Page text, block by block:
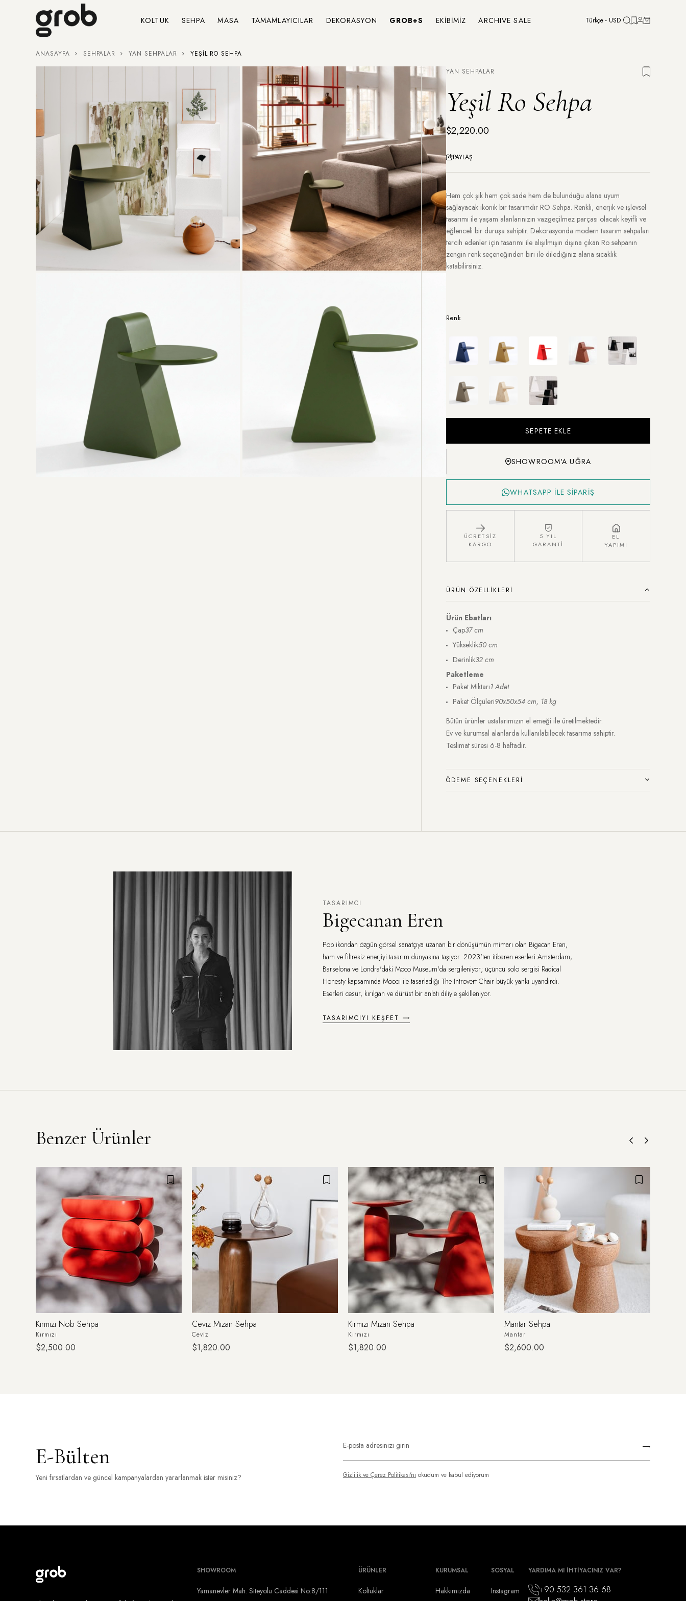
KOLTUK SEHPA MASA TAMAMLAYICILAR DEKORASYON GROB+S EKİBİMİZ ARCHIVE SALE Türkçe - USD
ANASAYFA SEHPALAR YAN SEHPALAR
YEŞIL RO SEHPA
YAN SEHPALAR
Yeşil Ro Sehpa
$2,220.00
PAYLAŞ
Hem çok şık hem çok sade hem de bulunduğu alana uyum
sağlayacak ikonik bir tasarımdır RO Sehpa. Renkli, enerjik ve işlevsel
tasarımı ile yaşam alanlarınızın vazgeçilmez parçası olacak keyifli ve
eğlenceli bir duruşa sahiptir. Dekorasyonda modern tasarım sehpaları
tercih edenler için tasarımı ile alışılmışın dışına çıkan Ro sehpanın
zengin renk seçeneğinden biri ile dilediğiniz alana sıcaklık
katabilirsiniz.
Renk
SHOWROOM'A UĞRA
WHATSAPP İLE SİPARİŞ
ÜCRETSİZ
KARGO
5 YIL
GARANTİ
EL
YAPIMI
ÜRÜN ÖZELLIKLERI
Ürün Ebatları
Çap37 cm
Yükseklik50 cm
Derinlik32 cm
Paketleme
Paket Miktarı1 Adet
Paket Ölçüleri90x50x54 cm, 18 kg
Bütün ürünler ustalarımızın el emeği ile üretilmektedir.
Ev ve kurumsal alanlarda kullanılabilecek tasarıma sahiptir.
Teslimat süresi 6-8 haftadır.
ÖDEME SEÇENEKLERI
TASARIMCI
Bigecanan Eren
Pop ikondan özgün görsel sanatçıya uzanan bir dönüşümün mimarı olan Bigecan Eren,
ham ve filtresiz enerjiyi tasarım dünyasına taşıyor. 2023'ten itibaren eserleri Amsterdam,
Barselona ve Londra'daki Moco Museum'da sergileniyor; üçüncü solo sergisi Radical
Honesty kapsamında Moooi ile tasarladığı The Introvert Chair büyük yankı uyandırdı.
Eserleri cesur, kırılgan ve dürüst bir anlatı diliyle şekilleniyor.
TASARIMCIYI KEŞFET
Benzer Ürünler
Kırmızı Nob Sehpa
Kırmızı
$2,500.00
Ceviz Mizan Sehpa
Ceviz
$1,820.00
Kırmızı Mizan Sehpa
Kırmızı
$1,820.00
Mantar Sehpa
Mantar
$2,600.00
E-Bülten
Yeni fırsatlardan ve güncel kampanyalardan yararlanmak ister misiniz? Gizlilik ve Çerez Politikası'nı okudum ve kabul ediyorum
SHOWROOM
Yamanevler Mah. Siteyolu Caddesi No:8/111
ÜRÜNLER
Koltuklar
KURUMSAL
Hakkımızda
SOSYAL
Instagram
YARDIMA MI İHTİYACINIZ VAR?
+90 532 361 36 68